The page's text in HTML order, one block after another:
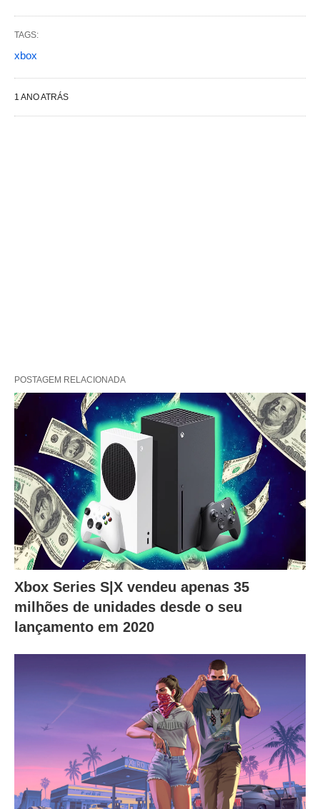
TAGS:
xbox
1 ANO ATRÁS
POSTAGEM RELACIONADA
Xbox Series S|X vendeu apenas 35
milhões de unidades desde o seu
lançamento em 2020